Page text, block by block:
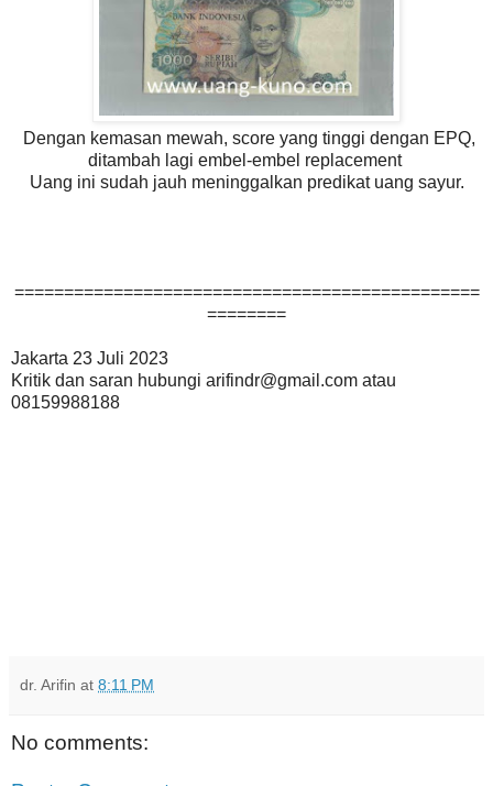
Dengan kemasan mewah, score yang tinggi dengan EPQ,
ditambah lagi embel-embel replacement
Uang ini sudah jauh meninggalkan predikat uang sayur.
===============================================
========
Jakarta 23 Juli 2023
Kritik dan saran hubungi arifindr@gmail.com atau
08159988188
dr. Arifin at 8:11 PM
No comments: